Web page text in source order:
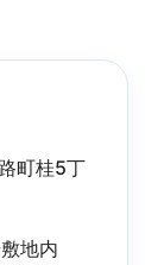
町桂5丁
地内